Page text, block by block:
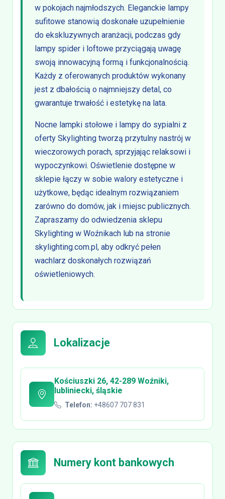
w pokojach najmłodszych. Eleganckie lampy
sufitowe stanowią doskonałe uzupełnienie
do ekskluzywnych aranżacji, podczas gdy
lampy spider i loftowe przyciągają uwagę
swoją innowacyjną formą i funkcjonalnością.
Każdy z oferowanych produktów wykonany
jest z dbałością o najmniejszy detal, co
gwarantuje trwałość i estetykę na lata.
Nocne lampki stołowe i lampy do sypialni z
oferty Skylighting tworzą przytulny nastrój w
wieczorowych porach, sprzyjając relaksowi i
wypoczynkowi. Oświetlenie dostępne w
sklepie łączy w sobie walory estetyczne i
użytkowe, będąc idealnym rozwiązaniem
zarówno do domów, jak i miejsc publicznych.
Zapraszamy do odwiedzenia sklepu
Skylighting w Woźnikach lub na stronie
skylighting.com.pl, aby odkryć pełen
wachlarz doskonałych rozwiązań
oświetleniowych.
Lokalizacje
Kościuszki 26, 42-289 Woźniki,
lubliniecki, śląskie
Telefon: +48607 707 831
Numery kont bankowych